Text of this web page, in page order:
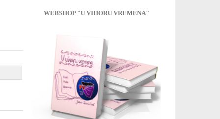
WEBSHOP "U VIHORU VREMENA"